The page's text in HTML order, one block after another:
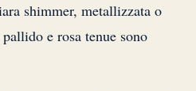
shimmer, metallizzata o
e rosa tenue sono